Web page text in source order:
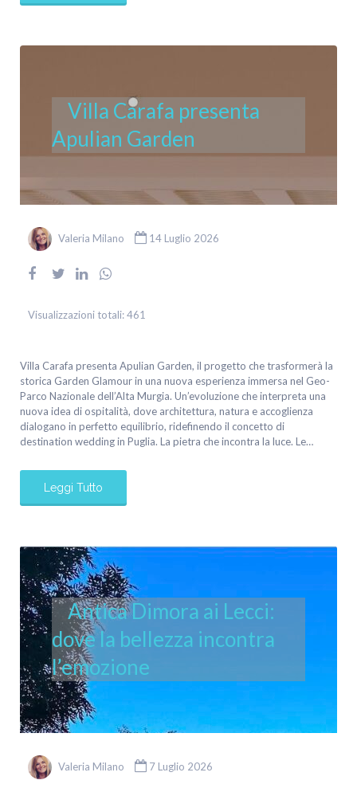
Villa Carafa presenta
Apulian Garden
Valeria Milano 14 Luglio 2026
Visualizzazioni totali:461
Villa Carafa presenta Apulian Garden, il progetto che trasformerà la
storica Garden Glamour in una nuova esperienza immersa nel Geo-
Parco Nazionale dell’Alta Murgia. Un’evoluzione che interpreta una
nuova idea di ospitalità, dove architettura, natura e accoglienza
dialogano in perfetto equilibrio, ridefinendo il concetto di
destination wedding in Puglia. La pietra che incontra la luce. Le…
Leggi Tutto
Antica Dimora ai Lecci:
dove la bellezza incontra
l’emozione
Valeria Milano 7 Luglio 2026